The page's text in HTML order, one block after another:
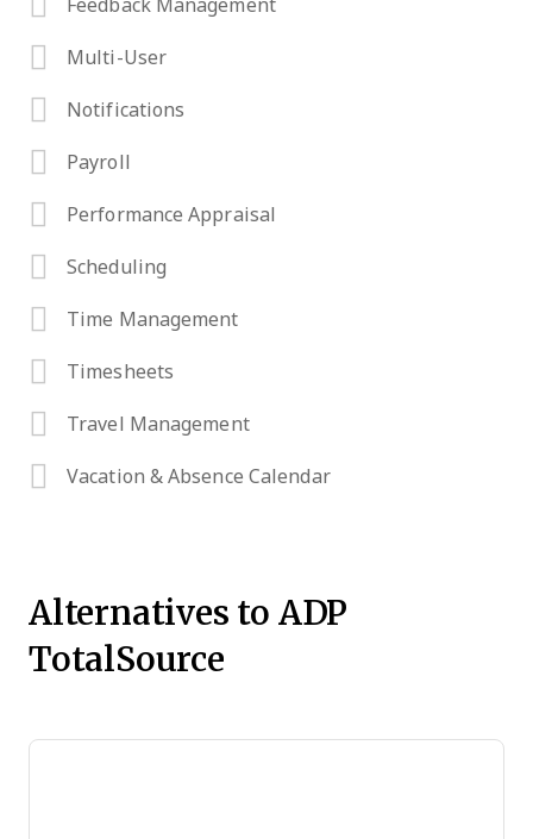
Feedback Management
Multi-User
Notifications
Payroll
Performance Appraisal
Scheduling
Time Management
Timesheets
Travel Management
Vacation & Absence Calendar
Alternatives to ADP
TotalSource